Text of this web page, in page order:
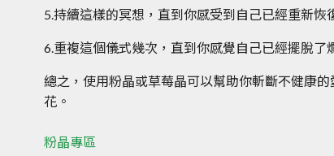
5.持續這樣的冥想，直到你感受到自己已經重新
6.重複這個儀式幾次，直到你感覺自己已經擺脫
總之，使用粉晶或草莓晶可以幫助你斬斷不健康
花。
粉晶專區